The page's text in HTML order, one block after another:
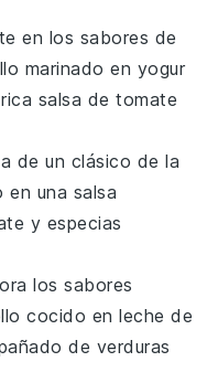
en los sabores de
marinado en yogur
salsa de tomate
de un clásico de la
en una salsa
y especias
los sabores
cocido enleche de
de verduras